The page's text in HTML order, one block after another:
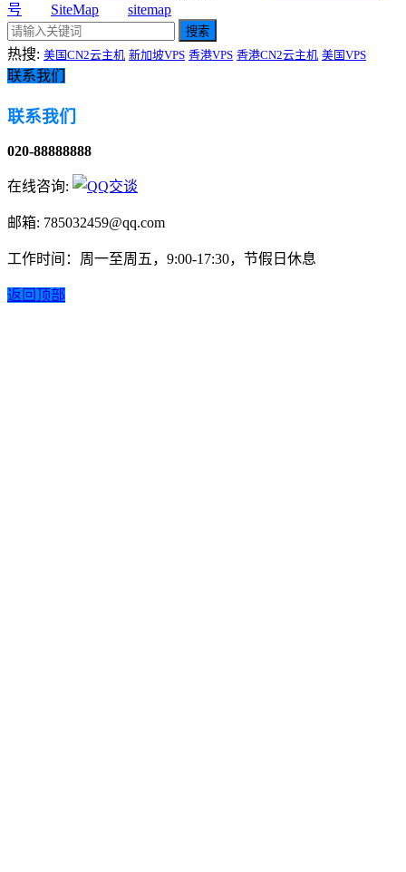
号
SiteMap sitemap
搜索
热搜: 美国CN2云主机 新加坡VPS 香港VPS 香港CN2云主机 美国VPS
联系我们
联系我们
020-88888888
在线咨询:
邮箱: 785032459@qq.com
工作时间：周一至周五，9:00-17:30，节假日休息
返回顶部